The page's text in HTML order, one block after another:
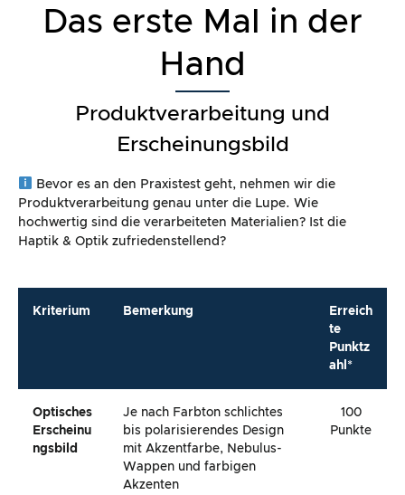
Das erste Mal in der
Hand
Produktverarbeitung und
Erscheinungsbild
Bevor es an den Praxistest geht, nehmen wir die
Produktverarbeitung genau unter die Lupe. Wie
hochwertig sind die verarbeiteten Materialien? Ist die
Haptik & Optik zufriedenstellend?
Kriterium Bemerkung
Erreich
te
Punktz
ahl*
Optisches
Erscheinu
Ngsbild
Je nach Farbton schlichtes
bis polarisierendes Design
mit Akzentfarbe, Nebulus-
Wappen und farbigen
Akzenten
100
Punkte